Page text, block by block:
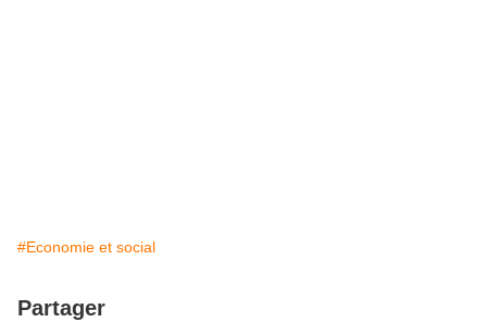
#Economie et social
Partager